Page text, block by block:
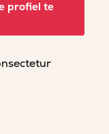
profiel te